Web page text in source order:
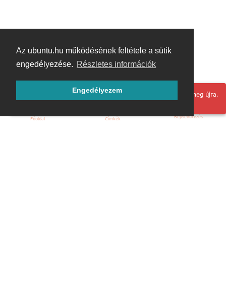
Az ubuntu.hu működésének feltétele a sütik
engedélyezése. Részletes információk
Engedélyezem
Hoppá! Valami hiba történt. Frissítse az oldalt és próbálja meg újra.
Főoldal Címkék Bejelentkezés